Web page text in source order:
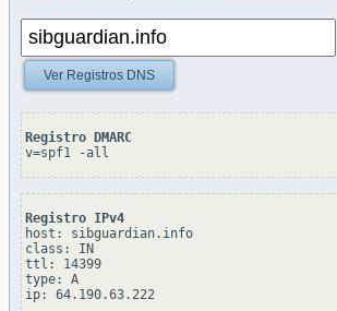
Ver Registros DNS
Registro DMARC
v=spf1 -all
Registro IPv4
host: sibguardian.info
class: IN
ttl: 14399
type: A
ip: 64.190.63.222